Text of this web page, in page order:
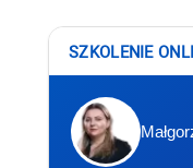
SZKOLENIE